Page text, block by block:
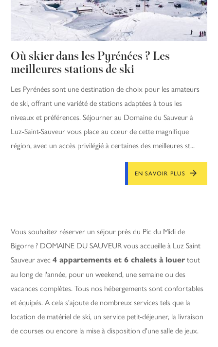
Où skier dans les Pyrénées ? Les
meilleures stations de ski
Les Pyrénées sont une destination de choix pour les amateurs
de ski, offrant une variété de stations adaptées à tous les
niveaux et préférences. Séjourner au Domaine du Sauveur à
Luz-Saint-Sauveur vous place au cœur de cette magnifique
région, avec un accès privilégié à certaines des meilleures st...
EN SAVOIR PLUS
Vous souhaitez réserver un séjour près du Pic du Midi de
Bigorre ? DOMAINE DU SAUVEUR vous accueille à Luz Saint
Sauveur avec4 appartements et 6 chalets à louer tout
au long de l'année, pour un weekend, une semaine ou des
vacances complètes. Tous nos hébergements sont confortables
et équipés. A cela s'ajoute de nombreux services tels que la
location de matériel de ski, un service petit-déjeuner, la livraison
de courses ou encore la mise à disposition d'une salle de jeux.